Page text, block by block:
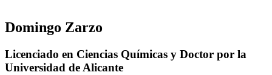
Domingo Zarzo
Licenciado en Ciencias Químicas y Doctor por la
Universidad de Alicante